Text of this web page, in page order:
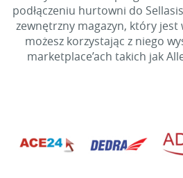
podłączeniu hurtowni do
zewnętrzny magazyn, który jest
możesz korzystając z niego
marketplace’ach takich jak